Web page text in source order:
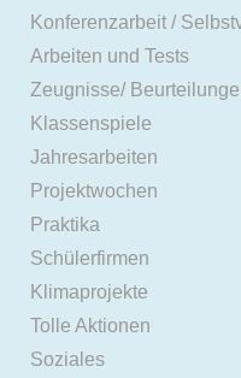
Konferenzarbeit /
Arbeiten und Tests
Zeugnisse/
Klassenspiele
Jahresarbeiten
Projektwochen
Praktika
Schülerfirmen
Klimaprojekte
Tolle Aktionen
Soziales